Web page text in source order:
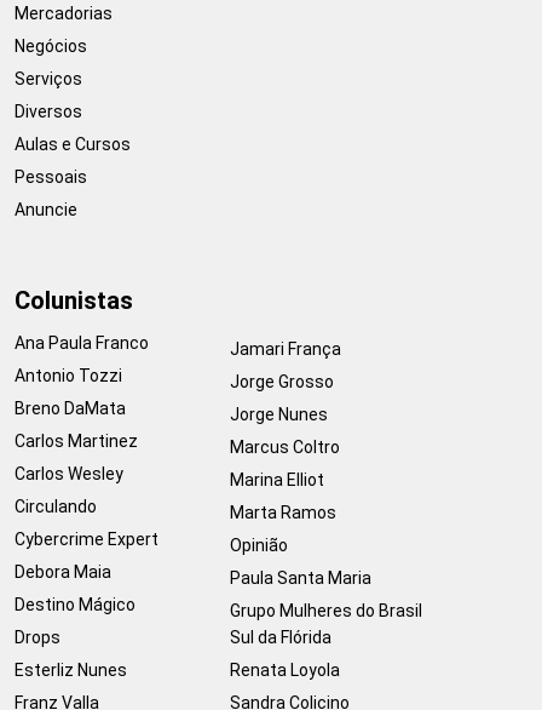
Mercadorias
Negócios
Serviços
Diversos
Aulas e Cursos
Pessoais
Anuncie
Colunistas
Ana Paula Franco
Antonio Tozzi
Breno DaMata
Carlos Martinez
Carlos Wesley
Circulando
Cybercrime Expert
Debora Maia
Destino Mágico
Drops
Esterliz Nunes
Franz Valla
Jamari França
Jorge Grosso
Jorge Nunes
Marcus Coltro
Marina Elliot
Marta Ramos
Opinião
Paula Santa Maria
Grupo Mulheres do Brasil
Sul da Flórida
Renata Loyola
Sandra Colicino